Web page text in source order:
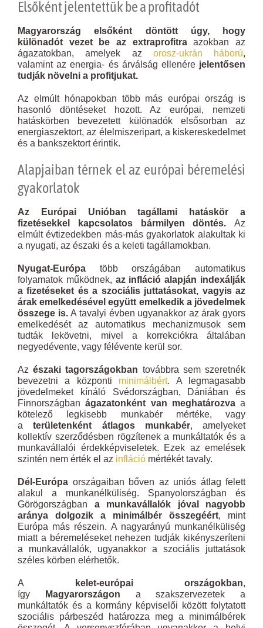
Elsőként jelentettük be a profitadót
Magyarország elsőként döntött úgy, hogy
különadót vezet be az extraprofitraazokban az
ágazatokban, amelyek az orosz-ukrán háború,
valamint az energia- és árválság ellenére jelentősen
tudják növelni a profitjukat.
Az elmúlt hónapokban több más európai ország is
hasonló döntéseket hozott. Az európai, nemzeti
hatáskörben bevezetett különadók elsősorban az
energiaszektort, az élelmiszeripart, a kiskereskedelmet
és a bankszektort érintik.
Alapjaiban térnek el az európai béremelési
gyakorlatok
Az Európai Unióban tagállami hatáskör a
fizetésekkel kapcsolatos bármilyen döntés. Az
elmúlt évtizedekben más-más gyakorlatok alakultak ki
a nyugati, az északi és a keleti tagállamokban.
Nyugat-Európa több országában automatikus
folyamatok működnek, az infláció alapján indexálják
a fizetéseket és a szociális juttatásokat, vagyis az
árak emelkedésével együtt emelkedik a jövedelmek
összege is.A tavalyi évben ugyanakkor az árak gyors
emelkedését az automatikus mechanizmusok sem
tudták lekövetni, mivel a korrekciókra általában
negyedévente, vagy félévente kerül sor.
Azészaki tagországokban továbbra sem szeretnék
bevezetni a központi minimálbért. A legmagasabb
jövedelmeket kínáló Svédországban, Dániában és
Finnországbanágazatonként van meghatározvaa
kötelező legkisebb munkabér mértéke, vagy
aterületenként átlagos munkabér, amelyeket
kollektív szerződésben rögzítenek a munkáltatók és a
munkavállalói érdekképviseletek. Ezek az emelések
szintén nem érték el az infláció mértékét tavaly.
Dél-Európa országaiban bőven az uniós átlag felett
alakul a munkanélküliség. Spanyolországban és
Görögországban a munkavállalók jóval nagyobb
aránya dolgozik a minimálbér összegéért, mint
Európa más részein. A nagyarányú munkanélküliség
miatt a béremeléseket nehezen tudják kikényszeríteni
a munkavállalók, ugyanakkor a szociális juttatások
széles körben elérhetők.
A kelet-európai országokban,
így
Magyarországon a szakszervezetek a
munkáltatók és a kormány képviselői között folytatott
szociális párbeszéd határozza meg a minimálbérek